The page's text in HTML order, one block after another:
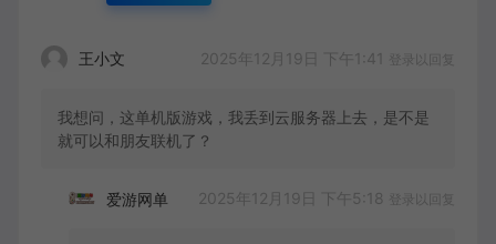
王小文 2025年12月19日 下午1:41
我想问，这单机版游戏，我丢到云服务器上去，是不是
就可以和朋友联机了？
爱游网单 2025年12月19日 下午5:18 登录以回复